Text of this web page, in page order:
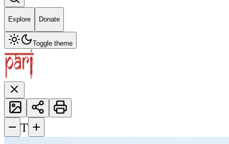
Explore Donate
Toggle theme
− T +